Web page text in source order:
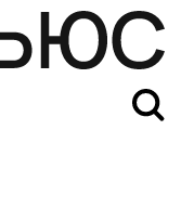
и Подмосковье.